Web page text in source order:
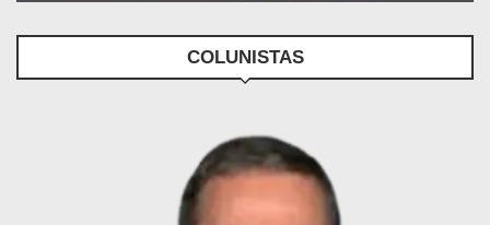
COLUNISTAS